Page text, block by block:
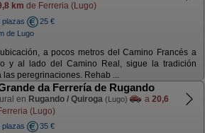
km de Ferreria (Lugo)
plazas
25 €
de Lugo
a pocos metros del Camino Francés a
y al lado del Camino Real, sigue la tradición
las peregrinaciones. Rehab ...
da Ferrería de Rugando
en Rugando / Quiroga (Lugo) a 20,6
(Lugo)
plazas
35 €